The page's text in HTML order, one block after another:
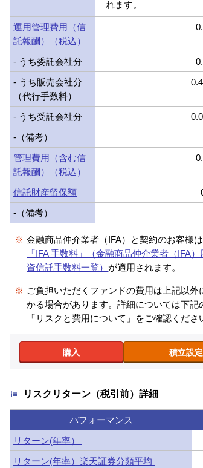
れます。
運用管理費用（信
託報酬）（税込）
- うち委託会社分
- うち販売会社分
（代行手数料）
- うち受託会社分
-（備考）
管理費用（含む信
託報酬）（税込）
信託財産留保額
-（備考）
※ 金融商品仲介業者（IFA）と契約のお客様は
「IFA 手数料」（金融商品仲介業者（IFA）
資信託手数料一覧） が適用されます。
※ ご負担いただくファンドの費用は上記以外
かる場合があります。詳細については下記
「リスクと費用について」をご確認くださ
購入 積立設定
リスクリターン（税引前）詳細
パフォーマンス
リターン(年率）
リターン(年率）楽天証券分類平均